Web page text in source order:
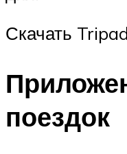
Скачать
поездок